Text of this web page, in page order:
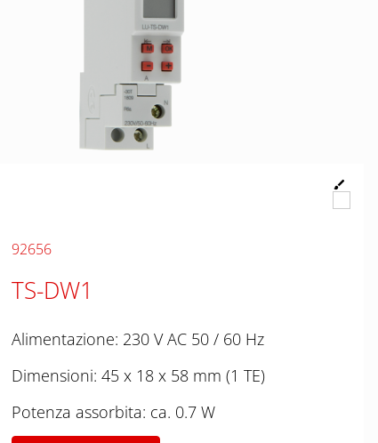
92656
TS-DW1
Alimentazione: 230 V AC 50 / 60 Hz
Dimensioni: 45 x 18 x 58 mm (1 TE)
Potenza assorbita: ca. 0.7 W